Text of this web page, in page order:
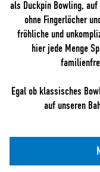
als Duckpin Bowling,
ohne Fingerlöcher
fröhliche und
hier jede Menge
Egal ob klassisches
auf unseren